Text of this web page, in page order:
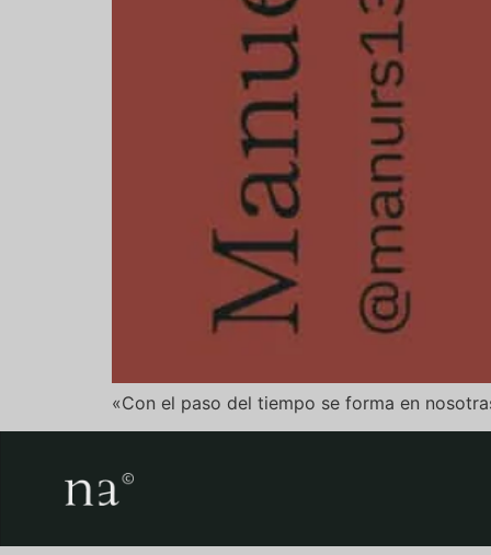
«Con el paso del tiempo se forma en